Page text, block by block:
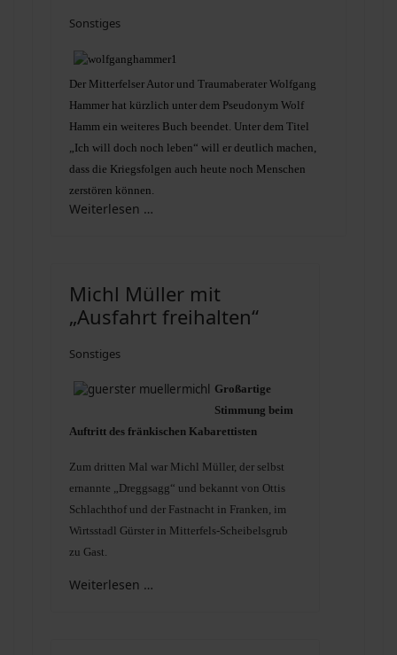
Sonstiges
Der Mitterfelser Autor und Traumaberater Wolfgang
Hammer hat kürzlich unter dem Pseudonym Wolf
Hamm ein weiteres Buch beendet. Unter dem Titel
„Ich will doch noch leben“ will er deutlich machen,
dass die Kriegsfolgen auch heute noch Menschen
zerstören können.
Weiterlesen …
Michl Müller mit
„Ausfahrt freihalten“
Sonstiges
Großartige
Stimmung beim
Auftritt des fränkischen Kabarettisten
Zum dritten Mal war Michl Müller, der selbst
ernannte „Dreggsagg“ und bekannt von Ottis
Schlachthof und der Fastnacht in Franken, im
Wirtsstadl Gürster in Mitterfels-Scheibelsgrub
zu Gast.
Weiterlesen …